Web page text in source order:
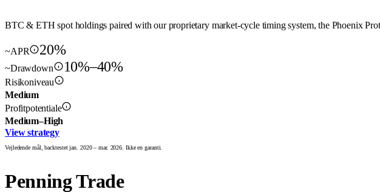
BTC & ETH spot holdings paired with our proprietary market-cycle timing system, the Phoenix
~APR 20%
~Drawdown 10%–40%
Risikoniveau
Medium
Profitpotentiale
Medium–High
View strategy
Vejledende mål, backtestet jan. 2020 – mar. 2026. Ikke en garanti.
Penning Trade